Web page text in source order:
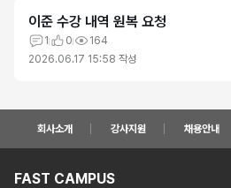
이준 수강 내역 원복 요청
1 0
164
2026.06.17 15:58 작성
회사소개 강사지원 채용안내
FAST CAMPUS